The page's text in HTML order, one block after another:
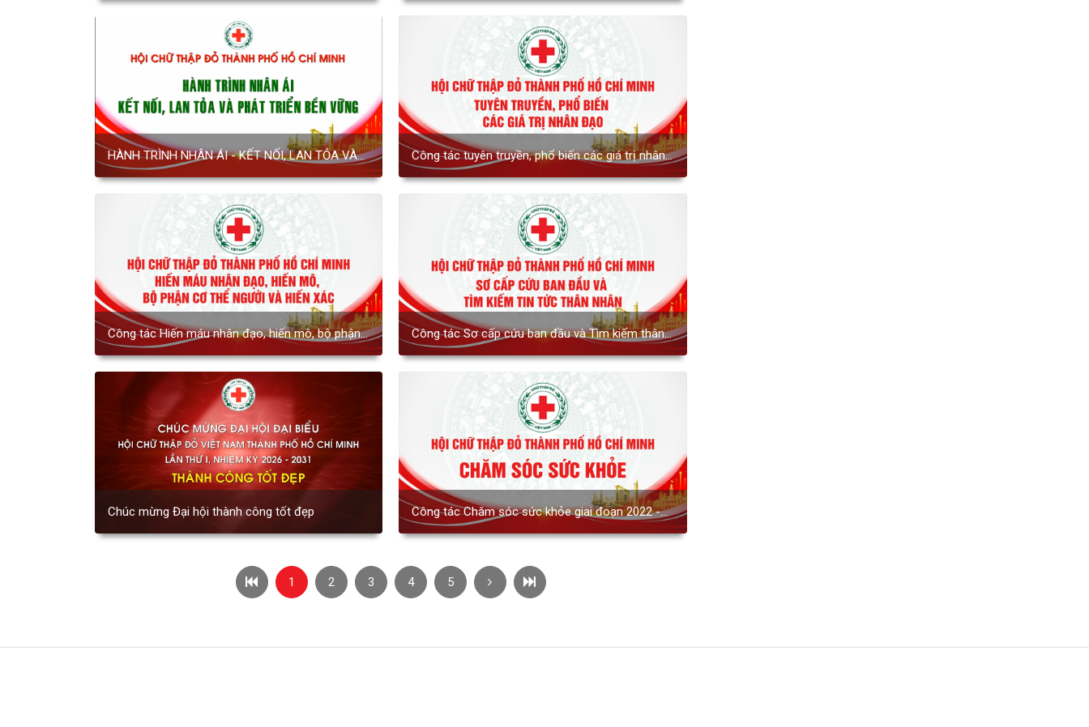
HÀNH TRÌNH NHÂN ÁI - KẾT NỐI, LAN TỎA VÀ
PHÁT TRIỂN BỀN VỮNG
Công tác tuyên truyền, phổ biến các giá trị nhân
đạo giai đoạn 2022 - 2026
Công tác Hiến máu nhân đạo, hiến mô, bộ phận
cơ thể người và hiến xác giai đoạn 2022 - 2026
Công tác Sơ cấp cứu ban đầu và Tìm kiếm thân
nhân thất lạc giai đoạn 2022 - 2026
Chúc mừng Đại hội thành công tốt đẹp
Công tác Chăm sóc sức khỏe giai đoạn 2022 -
2026
1 2 3 4 5